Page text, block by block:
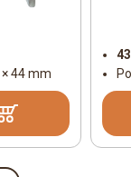
44 mm